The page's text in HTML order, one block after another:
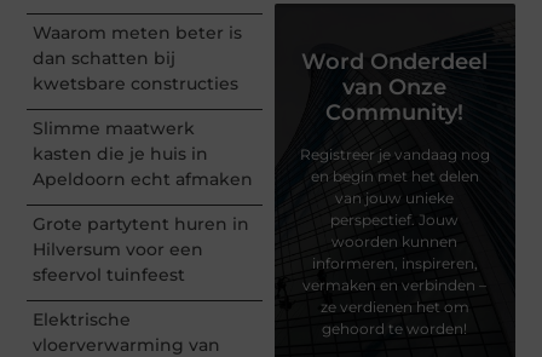
Waarom meten beter is
dan schatten bij
kwetsbare constructies
Slimme maatwerk
kasten die je huis in
Apeldoorn echt afmaken
Grote partytent huren in
Hilversum voor een
sfeervol tuinfeest
Elektrische
vloerverwarming van
Word Onderdeel
van Onze
Community!
Registreer je vandaag nog
en begin met het delen
van jouw unieke
perspectief. Jouw
woorden kunnen
informeren, inspireren,
vermaken en verbinden –
ze verdienen het om
gehoord te worden!